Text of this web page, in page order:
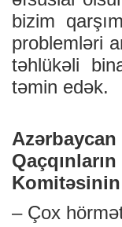
bizim
problemləri
təhlükəli
təmin edək.
– Çox